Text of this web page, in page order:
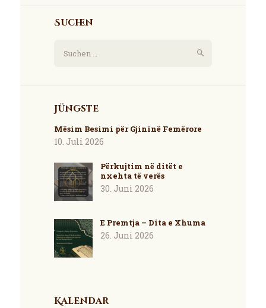
Suchen
nach:
Jüngste
Mësim Besimi për Gjininë Femërore
10. Juli 2026
Përkujtim në ditët e
nxehta të verës
30. Juni 2026
E Premtja – Dita e Xhuma
26. Juni 2026
Kalendar